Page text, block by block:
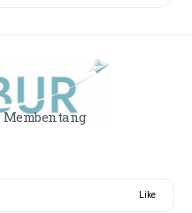
Like